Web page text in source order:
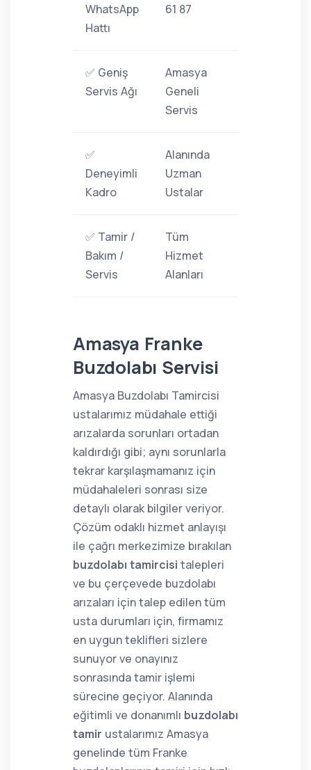
WhatsApp
Hattı
61 87
✅ Geniş
Servis Ağı
Amasya
Geneli
Servis
✅
Deneyimli
Kadro
Alanında
Uzman
Ustalar
✅ Tamir /
Bakım /
Servis
Tüm
Hizmet
Alanları
Amasya Franke
Buzdolabı Servisi
Amasya Buzdolabı Tamircisi
ustalarımız müdahale ettiği
arızalarda sorunları ortadan
kaldırdığı gibi; aynı sorunlarla
tekrar karşılaşmamanız için
müdahaleleri sonrası size
detaylı olarak bilgiler veriyor.
Çözüm odaklı hizmet anlayışı
ile çağrı merkezimize bırakılan
buzdolabı tamircisi talepleri
ve bu çerçevede buzdolabı
arızaları için talep edilen tüm
usta durumları için, firmamız
en uygun teklifleri sizlere
sunuyor ve onayınız
sonrasında tamir işlemi
sürecine geçiyor. Alanında
eğitimli ve donanımlı buzdolabı
tamir ustalarımız Amasya
genelinde tüm Franke